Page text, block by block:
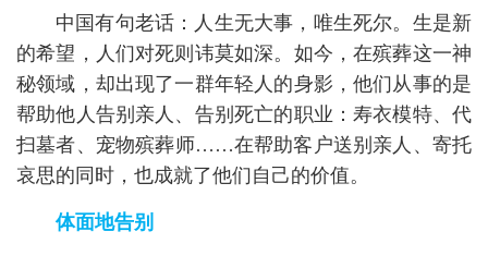
中国有句老话：人生无大事，唯生死尔。生是新
的希望，人们对死则讳莫如深。如今，在殡葬这一神
秘领域，却出现了一群年轻人的身影，他们从事的是
帮助他人告别亲人、告别死亡的职业：寿衣模特、代
扫墓者、宠物殡葬师……在帮助客户送别亲人、寄托
哀思的同时，也成就了他们自己的价值。
体面地告别